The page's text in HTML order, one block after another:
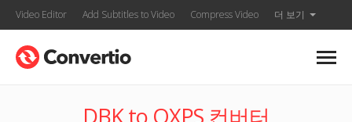
Video Editor Add Subtitles to Video Compress Video 더 보기
DBK to OXPS 컨버터